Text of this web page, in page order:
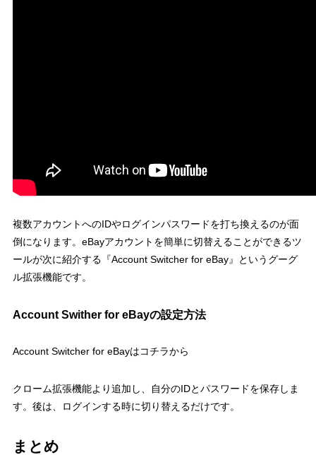
複数アカウントへのIDやログインパスワードを打ち換えるのが面
倒になります。eBayアカウントを簡単に切替えることができるツ
ールが次に紹介する『Account Switcher for eBay』というグーグ
ル拡張機能です。
Account Swither for eBayの設定方法
Account Switcher for eBayはコチラから
クローム拡張機能より追加し、自分のIDとパスワードを保存しま
す。後は、ログインする時に切り替えるだけです。
まとめ